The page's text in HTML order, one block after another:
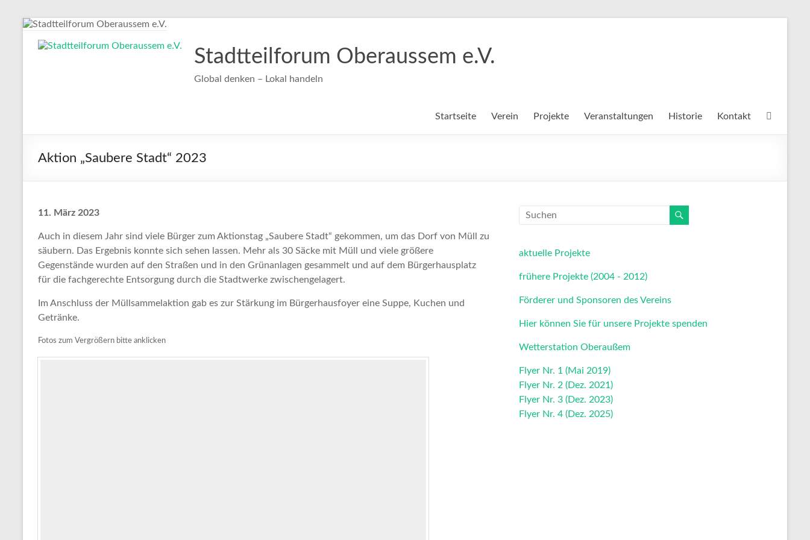
Zum
springen
Stadtteilforum Oberaussem e.V.
Global denken – Lokal handeln
Startseite Verein Projekte Veranstaltungen Historie Kontakt
Aktion „Saubere Stadt“ 2023
11. März 2023
Auch in diesem Jahr sind viele Bürger zum Aktionstag „Saubere Stadt“ gekommen, um das Dorf von Müll zu
säubern. Das Ergebnis konnte sich sehen lassen. Mehr als 30 Säcke mit Müll und viele größere
Gegenstände wurden auf den Straßen und in den Grünanlagen gesammelt und auf dem Bürgerhausplatz
für die fachgerechte Entsorgung durch die Stadtwerke zwischengelagert.
Im Anschluss der Müllsammelaktion gab es zur Stärkung im Bürgerhausfoyer eine Suppe, Kuchen und
Getränke.
Fotos zum Vergrößern bitte anklicken
aktuelle Projekte
frühere Projekte (2004 - 2012)
Förderer und Sponsoren des Vereins
Hier können Sie für unsere Projekte spenden
Wetterstation Oberaußem
Flyer Nr. 1 (Mai 2019)
Flyer Nr. 2 (Dez. 2021)
Flyer Nr. 3 (Dez. 2023)
Flyer Nr. 4 (Dez. 2025)